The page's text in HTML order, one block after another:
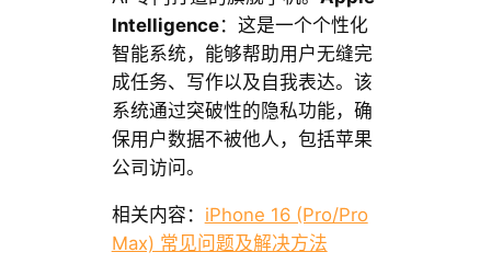
Intelligence：这是一个个性化
智能系统，能够帮助用户无缝完
成任务、写作以及自我表达。该
系统通过突破性的隐私功能，确
保用户数据不被他人，包括苹果
公司访问。
相关内容： iPhone 16 (Pro/Pro
Max) 常见问题及解决方法